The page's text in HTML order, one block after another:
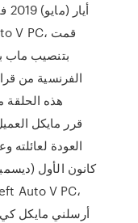
بتنصيب ماب
أرسلني مايكل